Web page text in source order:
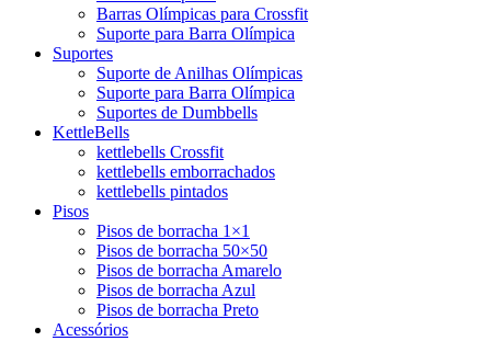
Barras Olímpicas para Crossfit
Suporte para Barra Olímpica
Suportes
Suporte de Anilhas Olímpicas
Suporte para Barra Olímpica
Suportes de Dumbbells
KettleBells
kettlebells Crossfit
kettlebells emborrachados
kettlebells pintados
Pisos
Pisos de borracha 1×1
Pisos de borracha 50×50
Pisos de borracha Amarelo
Pisos de borracha Azul
Pisos de borracha Preto
Acessórios